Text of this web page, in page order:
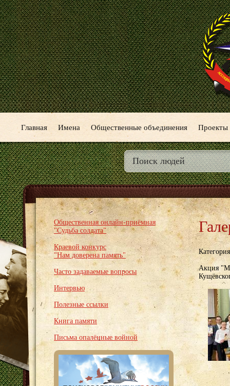
Главная Имена Общественные объединения Проекты
Общественная онлайн-приёмная
"Судьба солдата"
Краевой конкурс
"Нам доверена память"
Часто задаваемые вопросы
Интервью
Полезные ссылки
Книга памяти
Письма опалённые войной
Акция